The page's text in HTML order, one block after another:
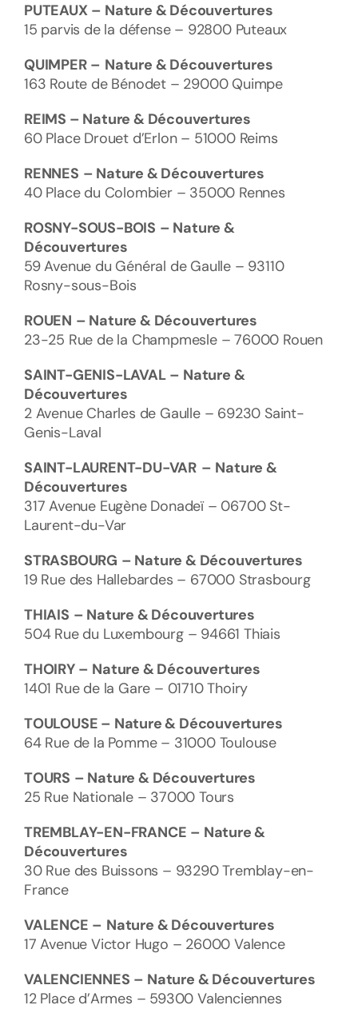
PUTEAUX – Nature & Découvertures
15 parvis de la défense – 92800 Puteaux
QUIMPER – Nature & Découvertures
163 Route de Bénodet – 29000 Quimpe
REIMS – Nature & Découvertures
60 Place Drouet d’Erlon – 51000 Reims
RENNES – Nature & Découvertures
40 Place du Colombier – 35000 Rennes
ROSNY-SOUS-BOIS – Nature &
Découvertures
59 Avenue du Général de Gaulle – 93110
Rosny-sous-Bois
ROUEN – Nature & Découvertures
23-25 Rue de la Champmesle – 76000 Rouen
SAINT-GENIS-LAVAL – Nature &
Découvertures
2 Avenue Charles de Gaulle – 69230 Saint-
Genis-Laval
SAINT-LAURENT-DU-VAR – Nature &
Découvertures
317 Avenue Eugène Donadeï – 06700 St-
Laurent-du-Var
STRASBOURG – Nature & Découvertures
19 Rue des Hallebardes – 67000 Strasbourg
THIAIS – Nature & Découvertures
504 Rue du Luxembourg – 94661 Thiais
THOIRY – Nature & Découvertures
1401 Rue de la Gare – 01710 Thoiry
TOULOUSE – Nature & Découvertures
64 Rue de la Pomme – 31000 Toulouse
TOURS – Nature & Découvertures
25 Rue Nationale – 37000 Tours
TREMBLAY-EN-FRANCE – Nature &
Découvertures
30 Rue des Buissons – 93290 Tremblay-en-
France
VALENCE – Nature & Découvertures
17 Avenue Victor Hugo – 26000 Valence
VALENCIENNES – Nature & Découvertures
12 Place d’Armes – 59300 Valenciennes